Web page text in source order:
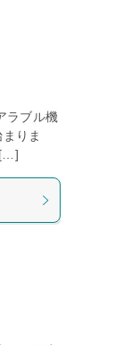
ラブル機
りま
[…]